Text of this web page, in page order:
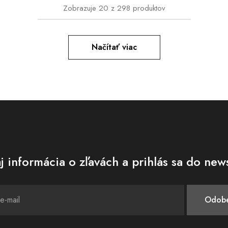
Zobrazuje 20 z 298 produktov
Načítať viac
informácia o zľavách a prihlás sa do